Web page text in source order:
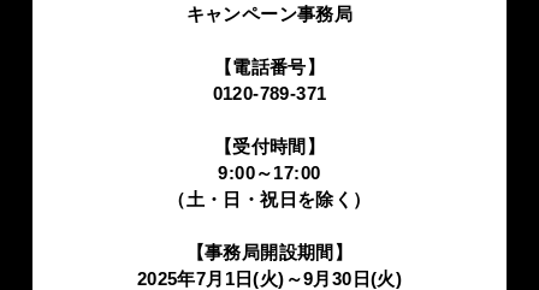
キャンペーン事務局
【電話番号】
0120-789-371
【受付時間】
9:00～17:00
（土・日・祝日を除く）
【事務局開設期間】
2025年7月1日(火)～9月30日(火)